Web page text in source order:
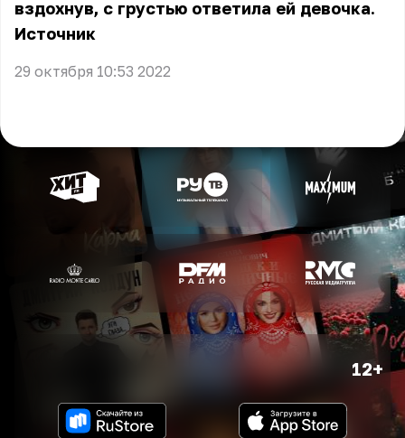
вздохнув, с грустью ответила ей девочка.
Источник
29 октября 10:53 2022
12+